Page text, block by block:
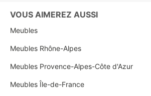
VOUS AIMEREZ AUSSI
Meubles
Meubles Rhône-Alpes
Meubles Provence-Alpes-Côte d'Azur
Meubles Île-de-France